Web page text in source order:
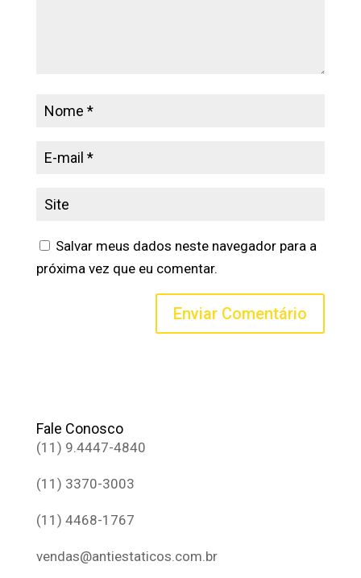
Salvar meus dados neste navegador para a
próxima vez que eu comentar.
Fale Conosco
(11) 9.4447-4840
(11) 3370-3003
(11) 4468-1767
vendas@antiestaticos.com.br